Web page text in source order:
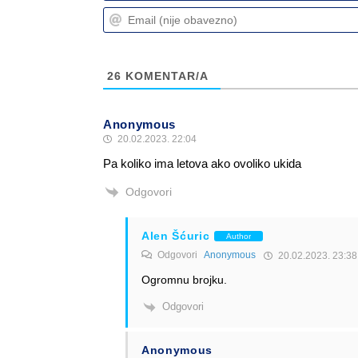
26 KOMENTAR/A
Anonymous
20.02.2023. 22:04
Pa koliko ima letova ako ovoliko ukida
Odgovori
Alen Šćuric Author
Odgovori Anonymous 20.02.2023. 23:38
Ogromnu brojku.
Odgovori
Anonymous